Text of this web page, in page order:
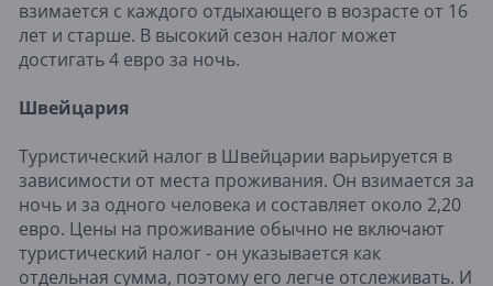
взимается с каждого отдыхающего в возрасте от 16
лет и старше. В высокий сезон налог может
достигать 4 евро за ночь.
Швейцария
Туристический налог в Швейцарии варьируется в
зависимости от места проживания. Он взимается за
ночь и за одного человека и составляет около 2,20
евро. Цены на проживание обычно не включают
туристический налог - он указывается как
отдельная сумма, поэтому его легче отслеживать. И